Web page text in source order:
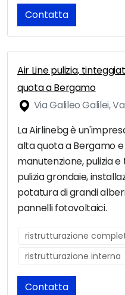
Contatta
Air Line pulizia,
quota a Bergamo
Via Galileo Galilei,
La Airlinebg è
alta quota a Bergamo
manutenzione, pulizia
pulizia grondaie,
potatura di grandi
pannelli fotovoltaici.
ristrutturazione
ristrutturazione interna
Contatta